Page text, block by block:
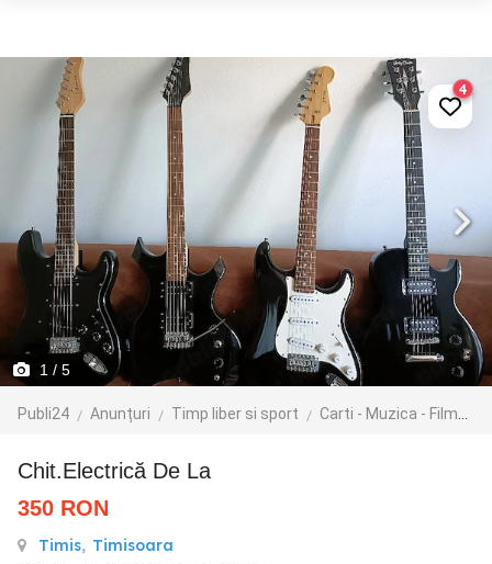
1 / 5
Publi24 Anunțuri Timp liber si sport Carti - Muzica - Filme
4
Chit.Electrică De La
350 RON
Timis, Timisoara